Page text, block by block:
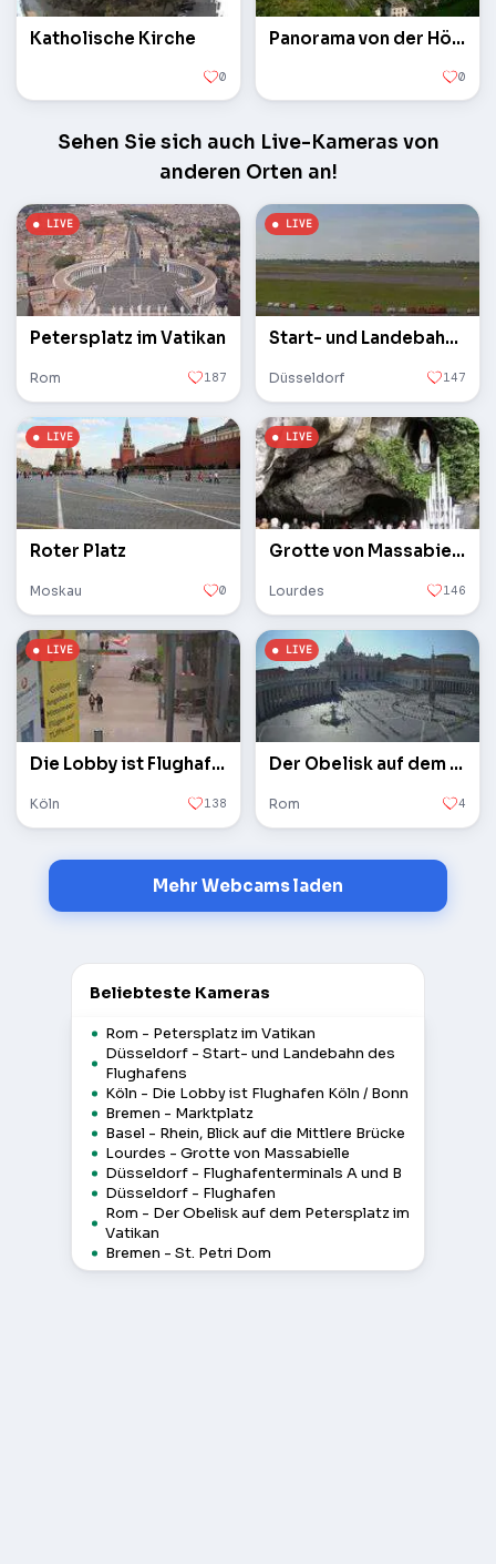
Katholische Kirche
0
Panorama von der Höhe
0
Sehen Sie sich auch Live-Kameras von
anderen Orten an!
Petersplatz im Vatikan
Rom 187
Start- und Landebahn des Flughafens
Düsseldorf 147
Roter Platz
Moskau 0
Grotte von Massabielle
Lourdes 146
Die Lobby ist Flughafen Köln / Bonn
Köln 138
Der Obelisk auf dem Petersplatz im Vatikan
Rom 4
Mehr Webcams laden
Beliebteste Kameras
Rom - Petersplatz im Vatikan
Düsseldorf - Start- und Landebahn des
Flughafens
Köln - Die Lobby ist Flughafen Köln / Bonn
Bremen - Marktplatz
Basel - Rhein, Blick auf die Mittlere Brücke
Lourdes - Grotte von Massabielle
Düsseldorf - Flughafenterminals A und B
Düsseldorf - Flughafen
Rom - Der Obelisk auf dem Petersplatz im
Vatikan
Bremen - St. Petri Dom